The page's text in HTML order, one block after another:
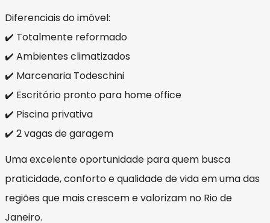
Diferenciais do imóvel:
✔️ Totalmente reformado
✔️ Ambientes climatizados
✔️ Marcenaria Todeschini
✔️ Escritório pronto para home office
✔️ Piscina privativa
✔️ 2 vagas de garagem
Uma excelente oportunidade para quem busca
praticidade, conforto e qualidade de vida em uma das
regiões que mais crescem e valorizam no Rio de
Janeiro.